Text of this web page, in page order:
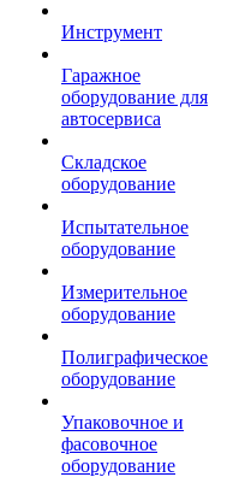
Инструмент
Гаражное
оборудование для
автосервиса
Складское
оборудование
Испытательное
оборудование
Измерительное
оборудование
Полиграфическое
оборудование
Упаковочное и
фасовочное
оборудование